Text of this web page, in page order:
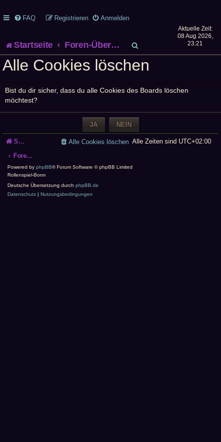
FAQ Anmelden
Registrieren
Startseite Foren-Übersicht
u
Aktuelle Zeit:
08 Aug 2026,
23:21
Alle Cookies löschen
Bist du dir sicher, dass du alle Cookies des Boards löschen
möchtest?
Startseite
Foren-Übersicht
Alle Zeiten sind UTC+02:00
Alle Cookies löschen
Powered by phpBB® Forum Software © phpBB Limited
Rollenspiel-Bonn
Deutsche Übersetzung durch phpBB.de
Datenschutz
Nutzungsbedingungen